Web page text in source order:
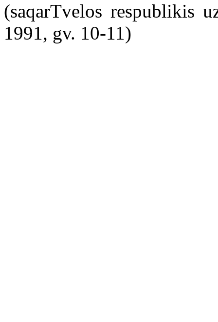
(saqarTvelos respublikis
1991, gv. 10-11)